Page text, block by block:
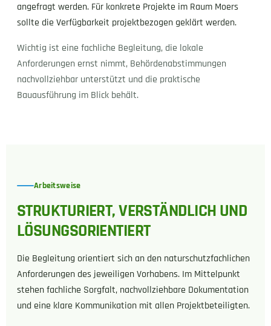
angefragt werden. Für konkrete Projekte im Raum Moers
sollte die Verfügbarkeit projektbezogen geklärt werden.
Wichtig ist eine fachliche Begleitung, die lokale
Anforderungen ernst nimmt, Behördenabstimmungen
nachvollziehbar unterstützt und die praktische
Bauausführung im Blick behält.
Arbeitsweise
STRUKTURIERT, VERSTÄNDLICH UND
LÖSUNGSORIENTIERT
Die Begleitung orientiert sich an den naturschutzfachlichen
Anforderungen des jeweiligen Vorhabens. Im Mittelpunkt
stehen fachliche Sorgfalt, nachvollziehbare Dokumentation
und eine klare Kommunikation mit allen Projektbeteiligten.